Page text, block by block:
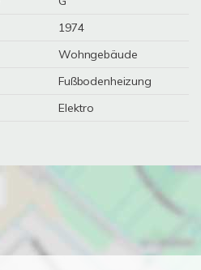
1974
Wohngebäude
Fußbodenheizung
Elektro